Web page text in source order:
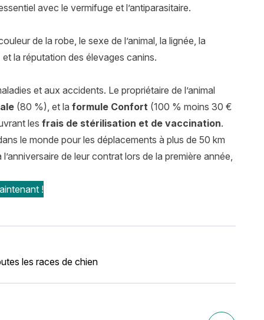
avec le vermifuge et l’antiparasitaire.
de la robe, le sexe de l’animal, la lignée, la
la réputation des élevages canins.
et aux accidents. Le propriétaire de l’animal
(80 %), et la formule Confort (100 % moins 30 €
les frais de stérilisation et de vaccination.
le monde pour les déplacements à plus de 50 km
de leur contrat lors de la première année,
!
les races de chien